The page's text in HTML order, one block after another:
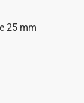
25 mm